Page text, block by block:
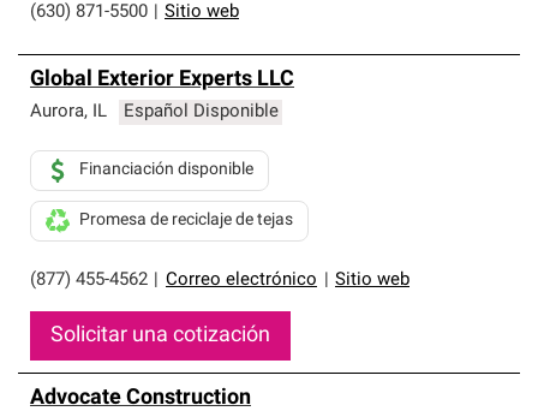
(630) 871-5500
Sitio web
Global Exterior Experts LLC
Aurora, IL Español Disponible
(877) 455-4562 Correo electrónico Sitio web
Financiación disponible
Promesa de reciclaje de tejas
Solicitar una cotización
Advocate Construction